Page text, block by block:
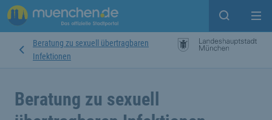
Suche
Beratung zu sexuell übertragbaren
Infektionen
Beratung zu sexuell